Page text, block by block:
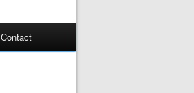
Contact